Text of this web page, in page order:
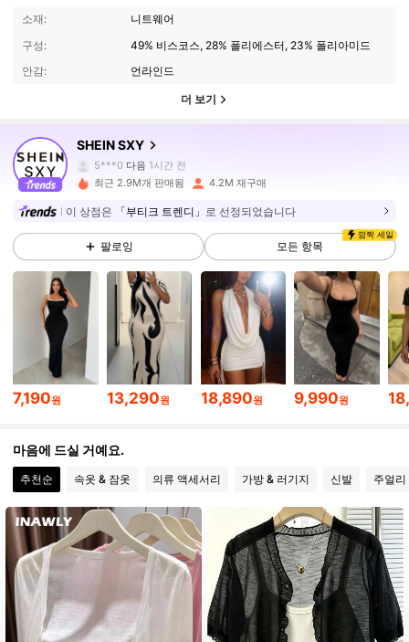
소재:
니트웨어
구성:
49% 비스코스, 28% 폴리에스터, 23% 폴리아미드
안감:
언라인드
더 보기
SHEIN SXY
5***0 다음 1시간 전
4.93 1.4M 팔로워
1.4M 팔로워
4.93 1.4M 팔로워
4.93 1.4M 팔로워
4.93 1.4M 팔로워
최근 2.9M개 판매됨 4.2M 재구매
이 상점은 「부티크 트렌디」 로 선정되었습니다
팔로잉
깜짝 세일
모든 항목
7,190원 13,290원 18,890원 9,990원
마음에 드실 거예요.
추천순 속옷 & 잠옷 의류 액세서리 가방 & 러기지 신발 주얼